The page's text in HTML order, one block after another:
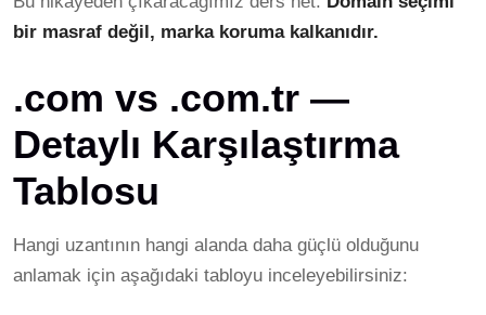
bir masraf değil, marka koruma kalkanıdır.
.com vs .com.tr —
Detaylı Karşılaştırma
Tablosu
Hangi uzantının hangi alanda daha güçlü olduğunu
anlamak için aşağıdaki tabloyu inceleyebilirsiniz: